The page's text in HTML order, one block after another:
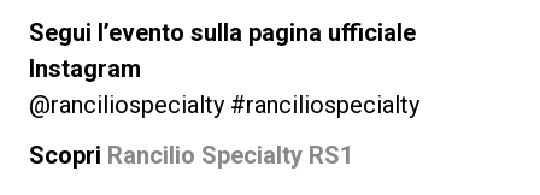
Segui l’evento sulla pagina ufficiale
Instagram
@ranciliospecialty #ranciliospecialty
Scopri Rancilio Specialty RS1